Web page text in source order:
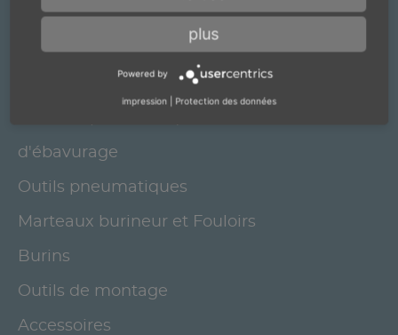
Broches de meulage électriques et motori
elettrici pour brosses
Broches pour robots
d'ébavurage
Outils pneumatiques
Marteaux burineur et Fouloirs
Burins
Outils de montage
Accessoires
plus
Powered by
impression Protection des données